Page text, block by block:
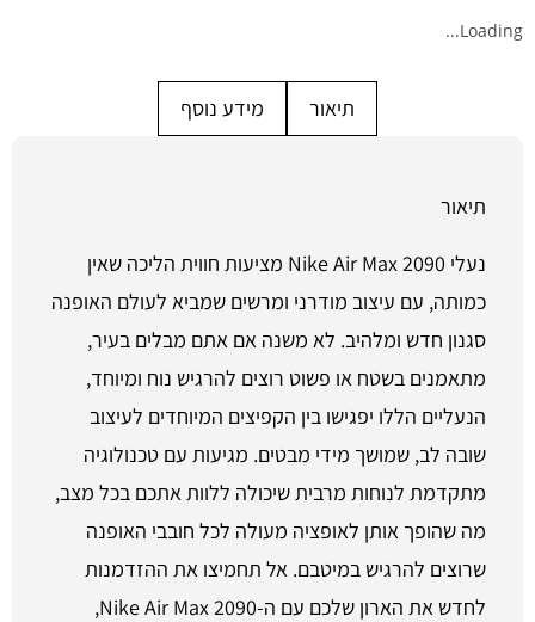
Loading...
תיאור מידע נוסף
תיאור
נעלי Nike Air Max 2090 מציעות חווית הליכה שאין
כמותה, עם עיצוב מודרני ומרשים שמביא לעולם האופנה
סגנון חדש ומלהיב. לא משנה אם אתם מבלים בעיר,
מתאמנים בשטח או פשוט רוצים להרגיש נוח ומיוחד,
הנעליים הללו יפגישו בין הקפיצים המיוחדים לעיצוב
שובה לב, שמושך מידי מבטים. מגיעות עם טכנולוגיה
מתקדמת לנוחות מרבית שיכולה ללוות אתכם בכל מצב,
מה שהופך אותן לאופציה מעולה לכל חובבי האופנה
שרוצים להרגיש במיטבם. אל תחמיצו את ההזדמנות
לחדש את הארון שלכם עם ה-Nike Air Max 2090,